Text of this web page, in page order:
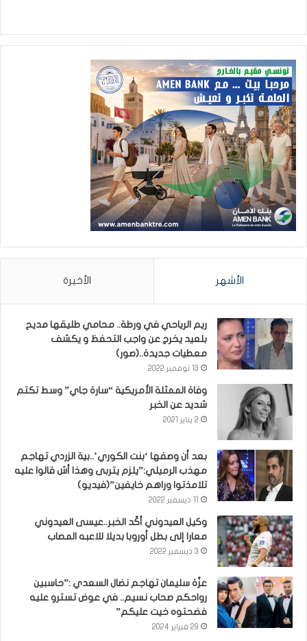
الأشهر الأخيرة
ريم الرياحي في ورطة.. محامي طليقها مديح
بلعيد يخرج عن واجب التحفظ و يكشف
معطيات جديدة..(صور)
13 نوفمبر 2022
وفاة الممثلة الأمريكية “سارة جاي” وسط تكتم
شديد عن الخبر
2 يناير 2021
بعد أن وصفها ‘بنت الكوري’..بية الزردي تهاجم
مهذب الرميلي:”يلزم يتربى وهذا أش قالوا عليه
تلامذتوا وراهم خايفين”(فيديو)
وكيل العيدوني أكّد الخبر..عيسى العيدوني
معارا إلى بطل أوروبا بديلا للاعبه المصاب
3 ديسمبر 2022
عزّة سليمان تهاجم نضال السعدي :”حاسبين
رواحكم صحاب نسيم.. في عوض تسترو عليه
فضحتوه خيت عليكم”
29 فبراير 2024